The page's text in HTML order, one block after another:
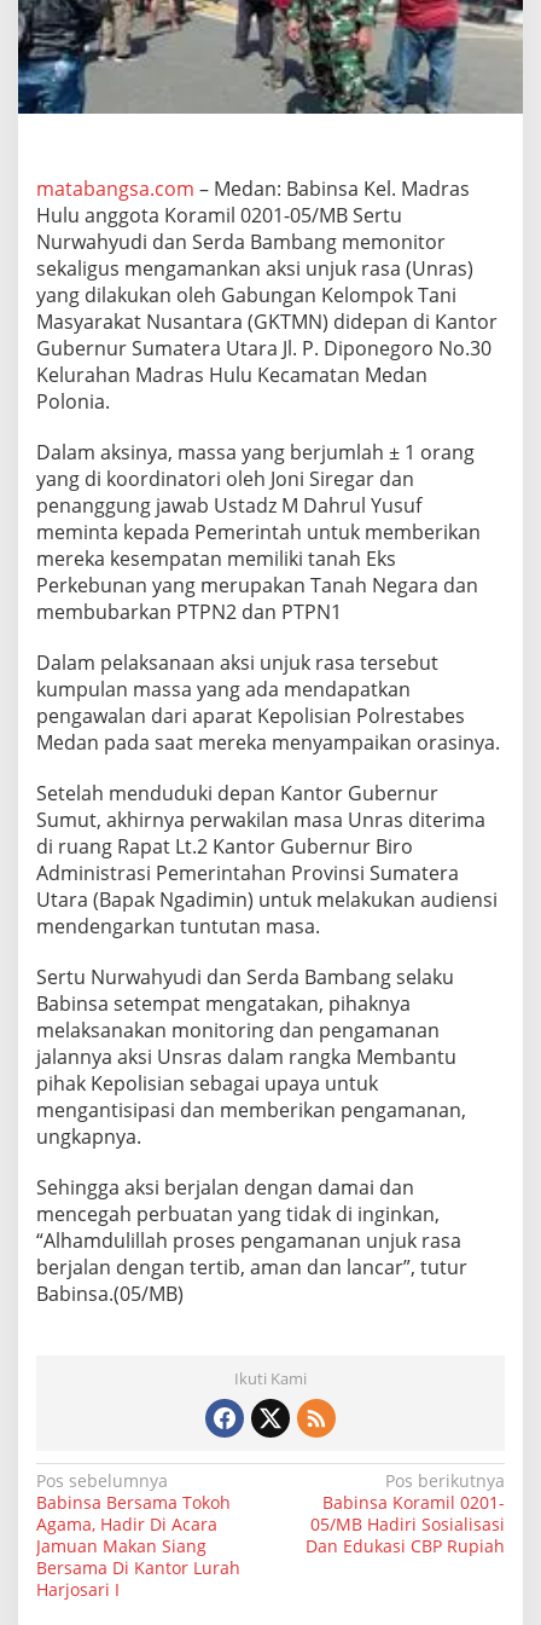
r
l
e
m
o
n
i
t
o
A
k
U
j
u
k
R
a
s
a
i
D
e
p
a
K
a
n
t
o
r
G
b
s
u
matabangsa.com – Medan: Babinsa Kel. Madras
Hulu anggota Koramil 0201-05/MB Sertu
Nurwahyudi dan Serda Bambang memonitor
sekaligus mengamankan aksi unjuk rasa (Unras)
yang dilakukan oleh Gabungan Kelompok Tani
Masyarakat Nusantara (GKTMN) didepan di Kantor
Gubernur Sumatera Utara Jl. P. Diponegoro No.30
Kelurahan Madras Hulu Kecamatan Medan
Polonia.
Dalam aksinya, massa yang berjumlah ± 1 orang
yang di koordinatori oleh Joni Siregar dan
penanggung jawab Ustadz M Dahrul Yusuf
meminta kepada Pemerintah untuk memberikan
mereka kesempatan memiliki tanah Eks
Perkebunan yang merupakan Tanah Negara dan
membubarkan PTPN2 dan PTPN1
Dalam pelaksanaan aksi unjuk rasa tersebut
kumpulan massa yang ada mendapatkan
pengawalan dari aparat Kepolisian Polrestabes
Medan pada saat mereka menyampaikan orasinya.
Setelah menduduki depan Kantor Gubernur
Sumut, akhirnya perwakilan masa Unras diterima
di ruang Rapat Lt.2 Kantor Gubernur Biro
Administrasi Pemerintahan Provinsi Sumatera
Utara (Bapak Ngadimin) untuk melakukan audiensi
mendengarkan tuntutan masa.
Sertu Nurwahyudi dan Serda Bambang selaku
Babinsa setempat mengatakan, pihaknya
melaksanakan monitoring dan pengamanan
jalannya aksi Unsras dalam rangka Membantu
pihak Kepolisian sebagai upaya untuk
mengantisipasi dan memberikan pengamanan,
ungkapnya.
Sehingga aksi berjalan dengan damai dan
mencegah perbuatan yang tidak di inginkan,
“Alhamdulillah proses pengamanan unjuk rasa
berjalan dengan tertib, aman dan lancar”, tutur
Babinsa.(05/MB)
Ikuti Kami
N
a
v
i
Pos sebelumnya
Babinsa Bersama Tokoh
Agama, Hadir Di Acara
Jamuan Makan Siang
Bersama Di Kantor Lurah
Harjosari I
Pos berikutnya
Babinsa Koramil 0201-
05/MB Hadiri Sosialisasi
Dan Edukasi CBP Rupiah